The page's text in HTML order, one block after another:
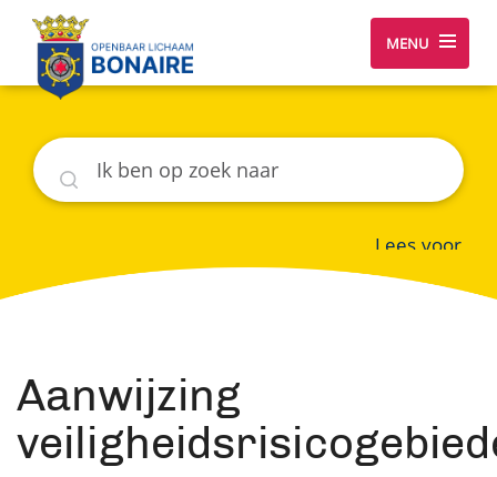
MENU
Zoeken
Lees voor
Aanwijzing